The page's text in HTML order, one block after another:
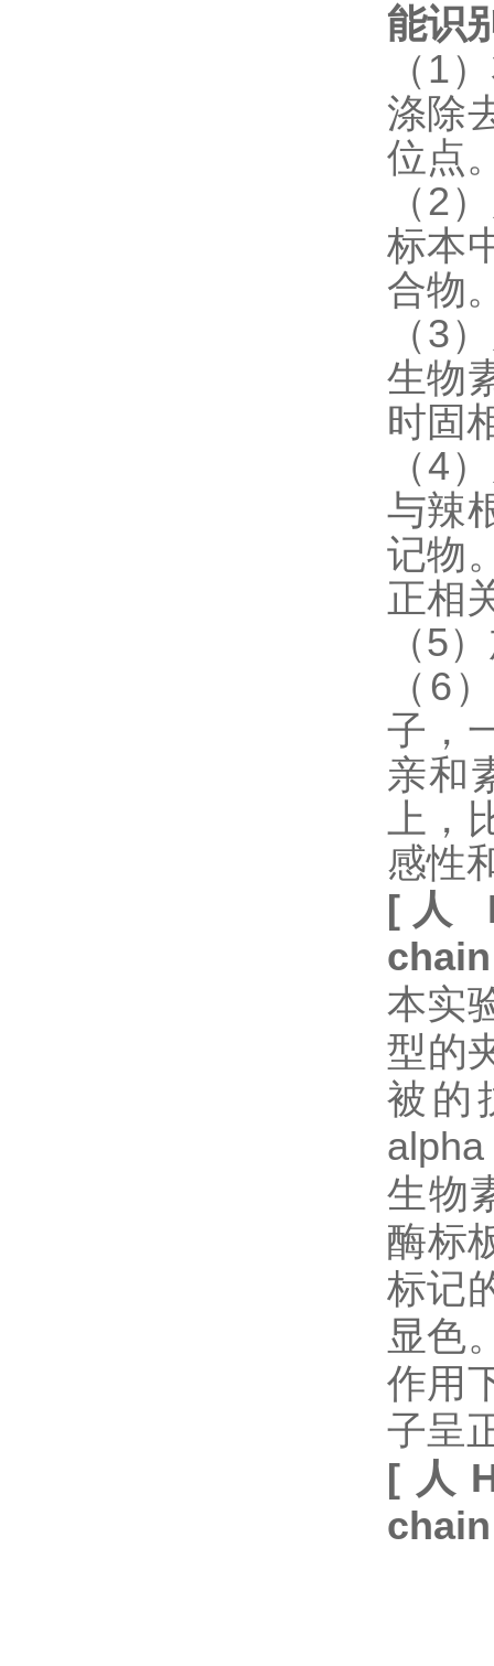
能识
（1
涤除
位点
（2
标本
合物
（3
生物
时固
（4
与辣
记物
正相
（5
（6
子，
亲和
上
感性
[ 人
本实
型的
被的
生物
酶标
标记
显色
作用
子呈
[ 人